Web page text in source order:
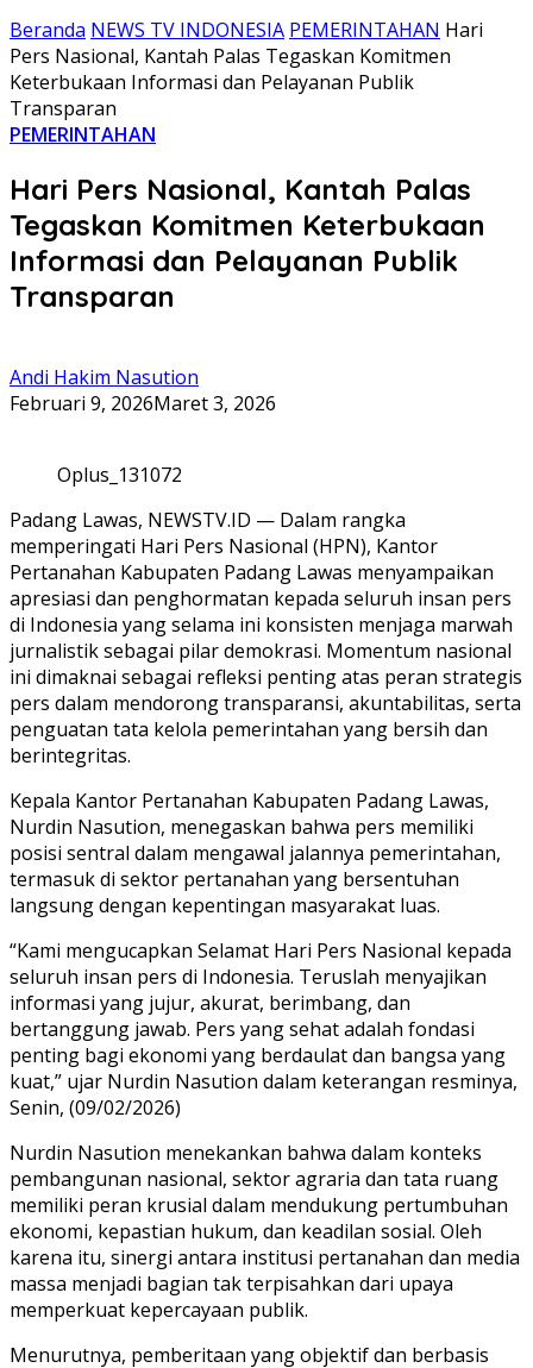
Beranda NEWS TV INDONESIA PEMERINTAHAN Hari
Pers Nasional, Kantah Palas Tegaskan Komitmen
Keterbukaan Informasi dan Pelayanan Publik
Transparan
PEMERINTAHAN
Hari Pers Nasional, Kantah Palas
Tegaskan Komitmen Keterbukaan
Informasi dan Pelayanan Publik
Transparan
Andi Hakim Nasution
Februari 9, 2026Maret 3, 2026
Oplus_131072
Padang Lawas, NEWSTV.ID — Dalam rangka
memperingati Hari Pers Nasional (HPN), Kantor
Pertanahan Kabupaten Padang Lawas menyampaikan
apresiasi dan penghormatan kepada seluruh insan pers
di Indonesia yang selama ini konsisten menjaga marwah
jurnalistik sebagai pilar demokrasi. Momentum nasional
ini dimaknai sebagai refleksi penting atas peran strategis
pers dalam mendorong transparansi, akuntabilitas, serta
penguatan tata kelola pemerintahan yang bersih dan
berintegritas.
Kepala Kantor Pertanahan Kabupaten Padang Lawas,
Nurdin Nasution, menegaskan bahwa pers memiliki
posisi sentral dalam mengawal jalannya pemerintahan,
termasuk di sektor pertanahan yang bersentuhan
langsung dengan kepentingan masyarakat luas.
“Kami mengucapkan Selamat Hari Pers Nasional kepada
seluruh insan pers di Indonesia. Teruslah menyajikan
informasi yang jujur, akurat, berimbang, dan
bertanggung jawab. Pers yang sehat adalah fondasi
penting bagi ekonomi yang berdaulat dan bangsa yang
kuat,” ujar Nurdin Nasution dalam keterangan resminya,
Senin, (09/02/2026)
Nurdin Nasution menekankan bahwa dalam konteks
pembangunan nasional, sektor agraria dan tata ruang
memiliki peran krusial dalam mendukung pertumbuhan
ekonomi, kepastian hukum, dan keadilan sosial. Oleh
karena itu, sinergi antara institusi pertanahan dan media
massa menjadi bagian tak terpisahkan dari upaya
memperkuat kepercayaan publik.
Menurutnya, pemberitaan yang objektif dan berbasis